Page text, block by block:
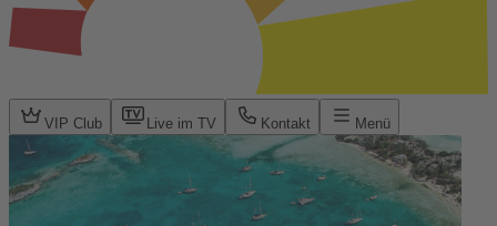
VIP Club Live im TV Kontakt Menü